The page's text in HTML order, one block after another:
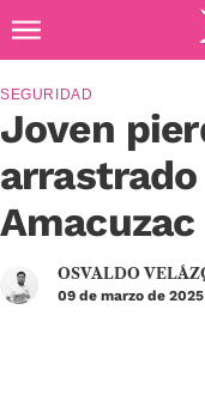
Diario
Joven
Amacuzac
SEGURIDAD
OSVALDO
09 de marzo de